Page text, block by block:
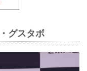
グスタボ